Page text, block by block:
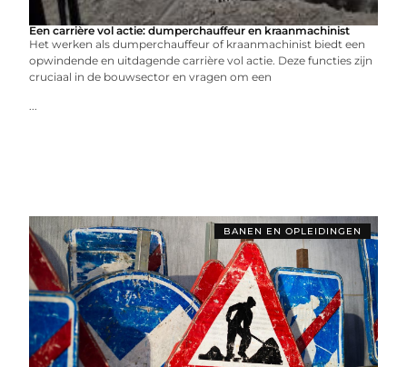
Een carrière vol actie: dumperchauffeur en kraanmachinist
Het werken als dumperchauffeur of kraanmachinist biedt een
opwindende en uitdagende carrière vol actie. Deze functies zijn
cruciaal in de bouwsector en vragen om een
...
BANEN EN OPLEIDINGEN